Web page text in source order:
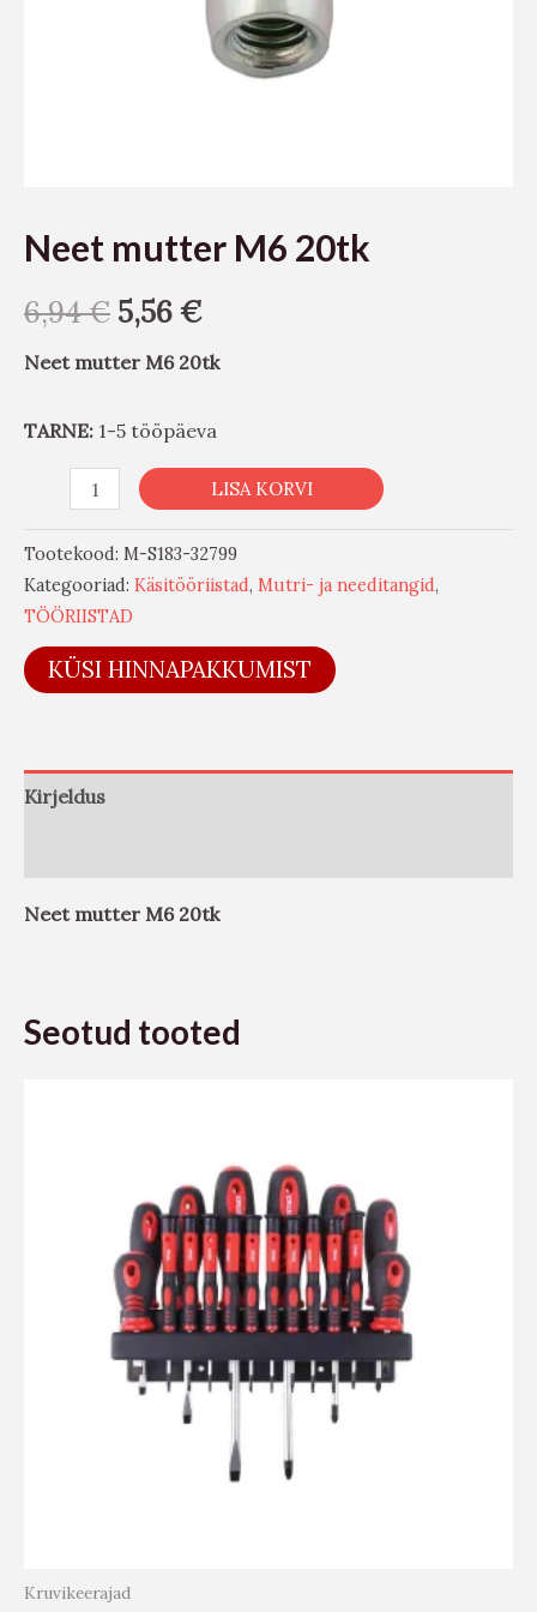
Neet mutter M6 20tk
6,94€ 5,56€
Neet mutter M6 20tk
TARNE: 1-5 tööpäeva
LISA KORVI
Tootekood: M-S183-32799
Kategooriad: Käsitööriistad, Mutri- ja needitangid,
TÖÖRIISTAD
KÜSI HINNAPAKKUMIST
Kirjeldus
Neet mutter M6 20tk
Seotud tooted
Kruvikeerajad